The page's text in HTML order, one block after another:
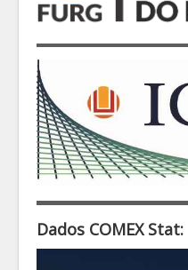
Dados COMEX Stat: